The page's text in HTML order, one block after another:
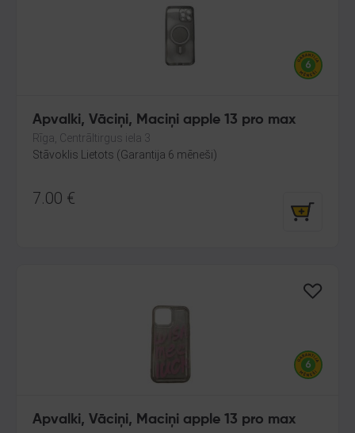
Apvalki, Vāciņi, Maciņi apple 13 pro max
Rīga, Centrāltirgus iela 3
Stāvoklis Lietots (Garantija 6 mēneši)
7.00 €
Apvalki, Vāciņi, Maciņi apple 13 pro max